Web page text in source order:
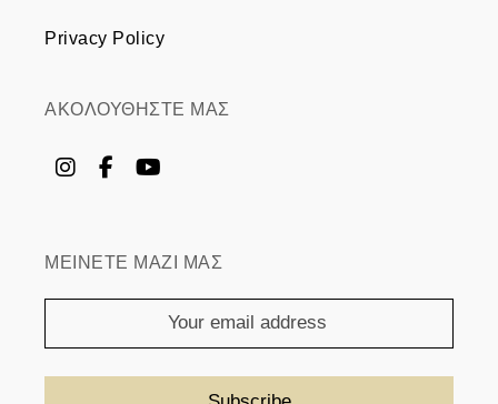
Privacy Policy
ΑΚΟΛΟΥΘΗΣΤΕ ΜΑΣ
ΜΕΙΝΕΤΕ ΜΑΖΙ ΜΑΣ